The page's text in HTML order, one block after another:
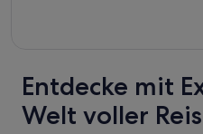
Entdecke mit
Welt voller